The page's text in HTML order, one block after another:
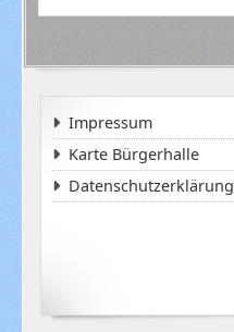
Impressum
Karte Bürgerhalle
Datenschutzerklärung